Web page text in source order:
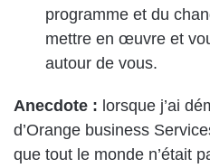
programme et du
mettre en œuvre et
autour de vous.
Anecdote : lorsque j’ai
d’Orange business
que tout le monde n’était